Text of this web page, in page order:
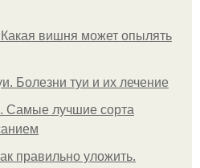
вишня может опылять
Болезни туи и их лечение
Самые лучшие сорта
правильно уложить.